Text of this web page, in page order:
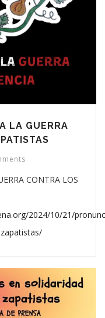
LA GUERRA
CONTRA LOS
2024/10/21/